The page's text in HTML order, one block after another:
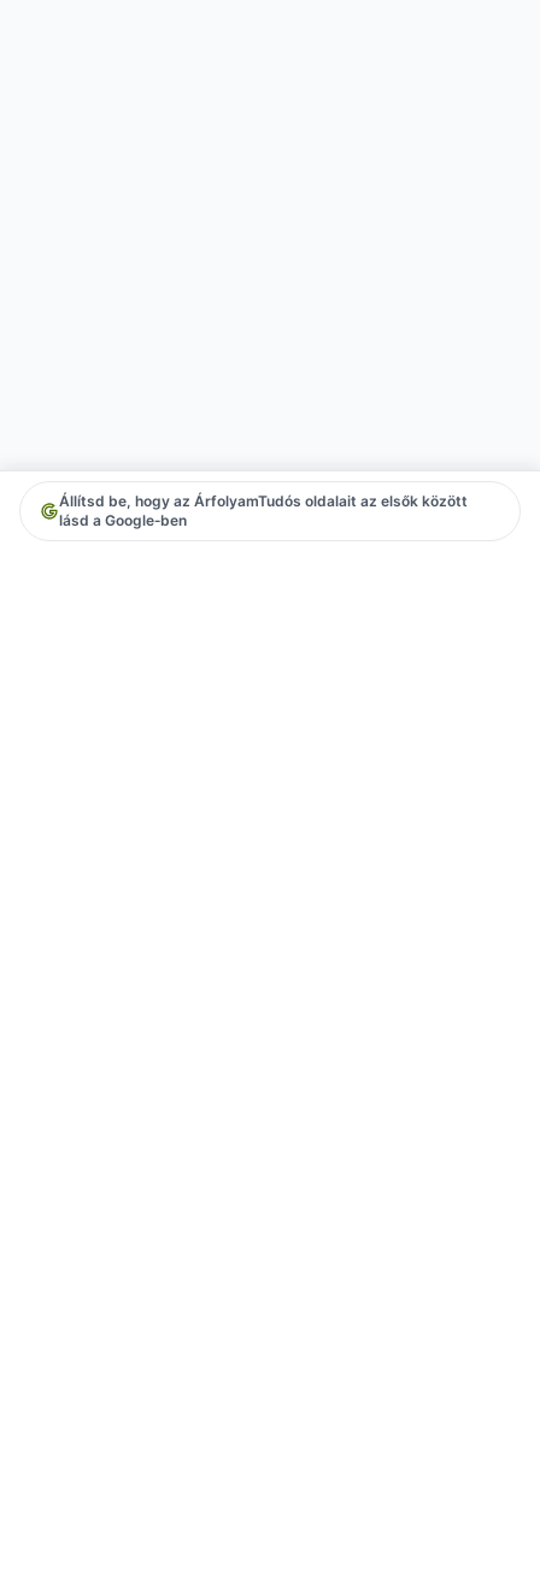
Állítsd be, hogy az ÁrfolyamTudós oldalait az elsők között
lásd a Google‑ben